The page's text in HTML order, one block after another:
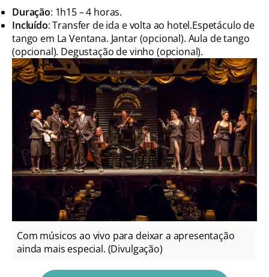
Duração: 1h15 – 4 horas.
Incluído: Transfer de ida e volta ao hotel.Espetáculo de
tango em La Ventana. Jantar (opcional). Aula de tango
(opcional). Degustação de vinho (opcional).
Com músicos ao vivo para deixar a apresentação
ainda mais especial. (Divulgação)